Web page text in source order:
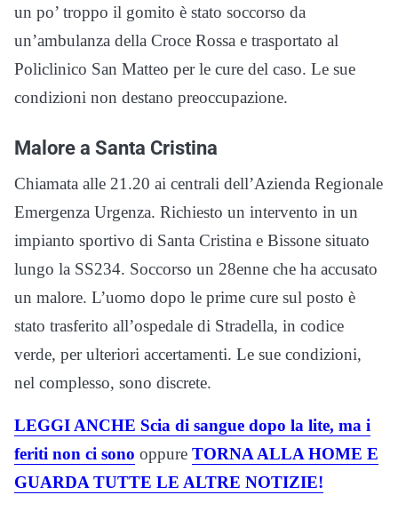
un po’ troppo il gomito è stato soccorso da
un’ambulanza della Croce Rossa e trasportato al
Policlinico San Matteo per le cure del caso. Le sue
condizioni non destano preoccupazione.
Malore a Santa Cristina
Chiamata alle 21.20 ai centrali dell’Azienda Regionale
Emergenza Urgenza. Richiesto un intervento in un
impianto sportivo di Santa Cristina e Bissone situato
lungo la SS234. Soccorso un 28enne che ha accusato
un malore. L’uomo dopo le prime cure sul posto è
stato trasferito all’ospedale di Stradella, in codice
verde, per ulteriori accertamenti. Le sue condizioni,
nel complesso, sono discrete.
LEGGI ANCHE Scia di sangue dopo la lite, ma i
feriti non ci sono oppure TORNA ALLA HOME E
GUARDA TUTTE LE ALTRE NOTIZIE!